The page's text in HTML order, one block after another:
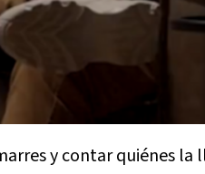
y contar quiénes la